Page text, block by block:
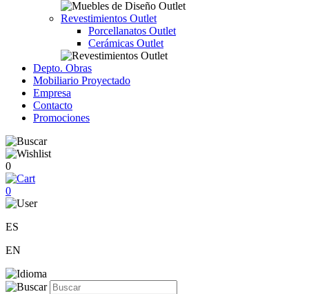
Revestimientos Outlet
Porcellanatos Outlet
Cerámicas Outlet
Depto. Obras
Mobiliario Proyectado
Empresa
Contacto
Promociones
0
0
ES
EN